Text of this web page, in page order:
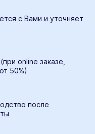
с Вами и уточняет
online заказе,
50%)
после